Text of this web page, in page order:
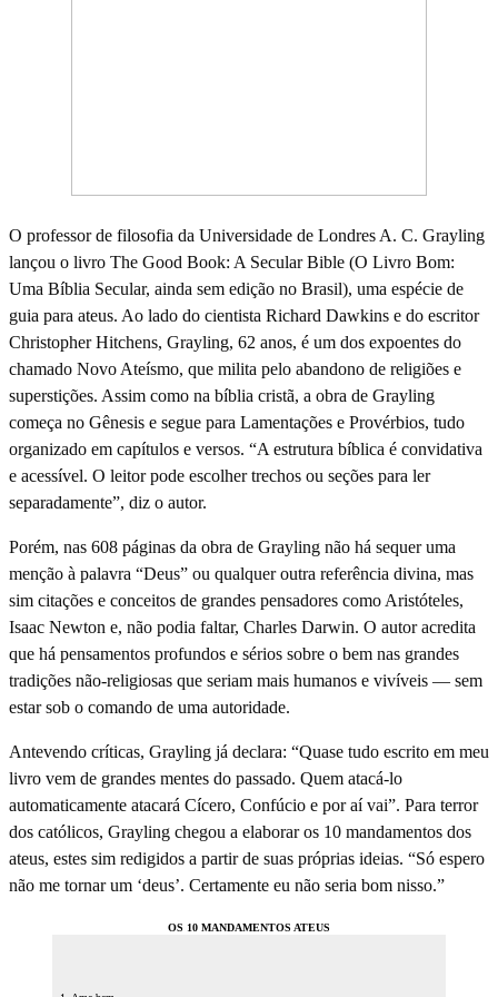
O professor de filosofia da Universidade de Londres A. C. Grayling
lançou o livro The Good Book: A Secular Bible (O Livro Bom:
Uma Bíblia Secular, ainda sem edição no Brasil), uma espécie de
guia para ateus. Ao lado do cientista Richard Dawkins e do escritor
Christopher Hitchens, Grayling, 62 anos, é um dos expoentes do
chamado Novo Ateísmo, que milita pelo abandono de religiões e
superstições. Assim como na bíblia cristã, a obra de Grayling
começa no Gênesis e segue para Lamentações e Provérbios, tudo
organizado em capítulos e versos. “A estrutura bíblica é convidativa
e acessível. O leitor pode escolher trechos ou seções para ler
separadamente”, diz o autor.
Porém, nas 608 páginas da obra de Grayling não há sequer uma
menção à palavra “Deus” ou qualquer outra referência divina, mas
sim citações e conceitos de grandes pensadores como Aristóteles,
Isaac Newton e, não podia faltar, Charles Darwin. O autor acredita
que há pensamentos profundos e sérios sobre o bem nas grandes
tradições não-religiosas que seriam mais humanos e vivíveis — sem
estar sob o comando de uma autoridade.
Antevendo críticas, Grayling já declara: “Quase tudo escrito em meu
livro vem de grandes mentes do passado. Quem atacá-lo
automaticamente atacará Cícero, Confúcio e por aí vai”. Para terror
dos católicos, Grayling chegou a elaborar os 10 mandamentos dos
ateus, estes sim redigidos a partir de suas próprias ideias. “Só espero
não me tornar um ‘deus’. Certamente eu não seria bom nisso.”
OS 10 MANDAMENTOS ATEUS